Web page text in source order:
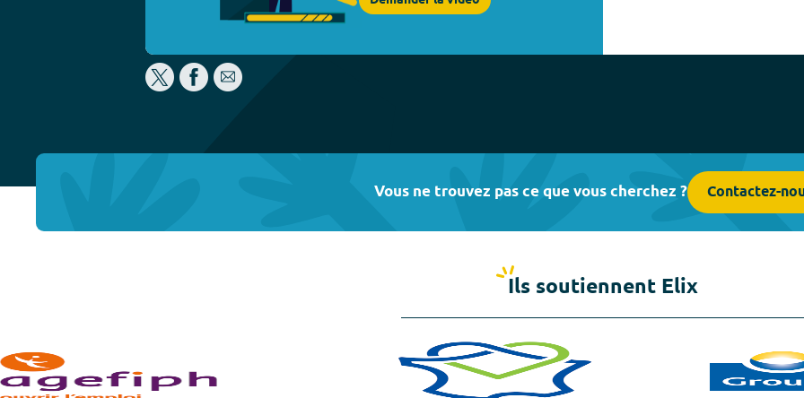
Vous ne trouvez pas ce que vous cherchez ? Contactez-
Ils soutiennent Elix